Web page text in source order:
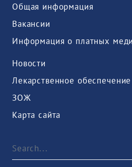
Общая информация
Вакансии
Новости
Лекарственное обеспечение
ЗОЖ
Карта сайта